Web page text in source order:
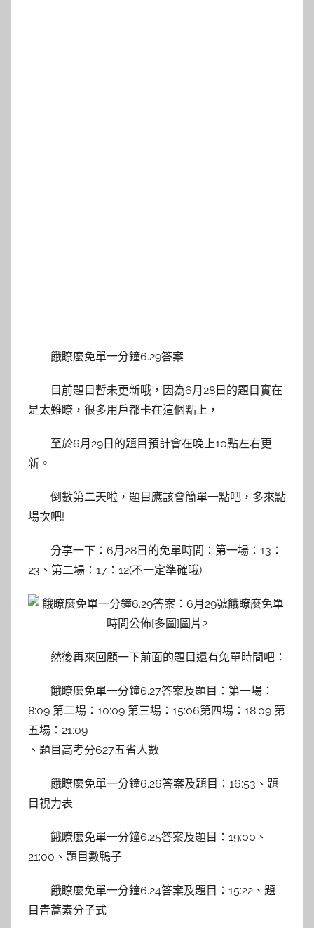
餓瞭麼免單一分鐘6.29答案
目前題目暫未更新哦，因為6月28日的題目實在
是太難瞭，很多用戶都卡在這個點上，
至於6月29日的題目預計會在晚上10點左右更
新。
倒數第二天啦，題目應該會簡單一點吧，多來點
場次吧!
分享一下：6月28日的免單時間：第一場：13：
23、第二場：17：12(不一定準確哦)
然後再來回顧一下前面的題目還有免單時間吧：
餓瞭麼免單一分鐘6.27答案及題目：第一場：
8:09 第二場：10:09 第三場：15:06第四場：18:09 第
五場：21:09
、題目高考分627五省人數
餓瞭麼免單一分鐘6.26答案及題目：16:53、題
目視力表
餓瞭麼免單一分鐘6.25答案及題目：19:00、
21:00、題目數鴨子
餓瞭麼免單一分鐘6.24答案及題目：15:22、題
目青蒿素分子式